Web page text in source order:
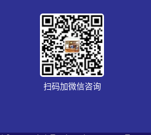
扫码加微信咨询